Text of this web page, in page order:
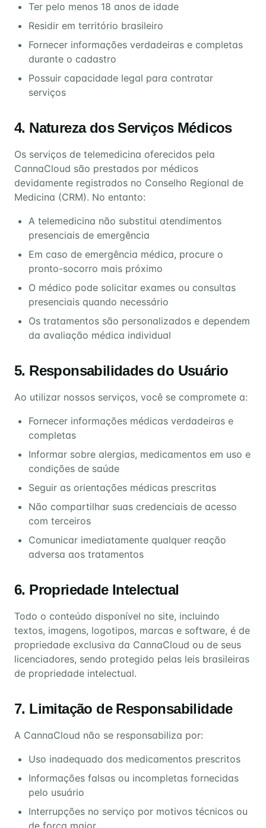
Ter pelo menos 18 anos de idade
Residir em território brasileiro
Fornecer informações verdadeiras e completas
durante o cadastro
Possuir capacidade legal para contratar
serviços
4. Natureza dos Serviços Médicos
Os serviços de telemedicina oferecidos pela
CannaCloud são prestados por médicos
devidamente registrados no Conselho Regional de
Medicina (CRM). No entanto:
A telemedicina não substitui atendimentos
presenciais de emergência
Em caso de emergência médica, procure o
pronto-socorro mais próximo
O médico pode solicitar exames ou consultas
presenciais quando necessário
Os tratamentos são personalizados e dependem
da avaliação médica individual
5. Responsabilidades do Usuário
Ao utilizar nossos serviços, você se compromete a:
Fornecer informações médicas verdadeiras e
completas
Informar sobre alergias, medicamentos em uso e
condições de saúde
Seguir as orientações médicas prescritas
Não compartilhar suas credenciais de acesso
com terceiros
Comunicar imediatamente qualquer reação
adversa aos tratamentos
6. Propriedade Intelectual
Todo o conteúdo disponível no site, incluindo
textos, imagens, logotipos, marcas e software, é de
propriedade exclusiva da CannaCloud ou de seus
licenciadores, sendo protegido pelas leis brasileiras
de propriedade intelectual.
7. Limitação de Responsabilidade
A CannaCloud não se responsabiliza por:
Uso inadequado dos medicamentos prescritos
Informações falsas ou incompletas fornecidas
pelo usuário
Interrupções no serviço por motivos técnicos ou
de força maior